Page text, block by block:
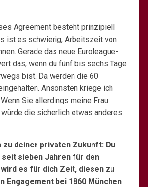
Agreement besteht prinzipiell
ist es schwierig, Arbeitszeit von
Gerade das neue Euroleague-
das, wenn du fünf bis sechs Tage
bist. Da werden die 60
Ansonsten kriege ich
Sie allerdings meine Frau
die sicherlich etwas anderes
zu deiner privaten Zukunft: Du
sieben Jahren für den
wird es für dich Zeit, diesen zu
Engagement bei 1860 München